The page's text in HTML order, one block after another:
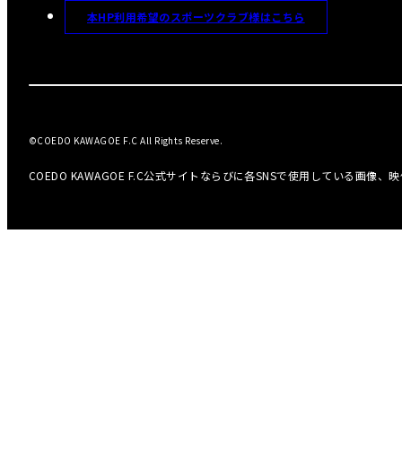
本HP利用希望のスポーツクラブ様はこちら
COEDO KAWAGOE F.C公式サイトならびに各SNSで使用している画像、
©COEDO KAWAGOE F.C All Rights Reserve.